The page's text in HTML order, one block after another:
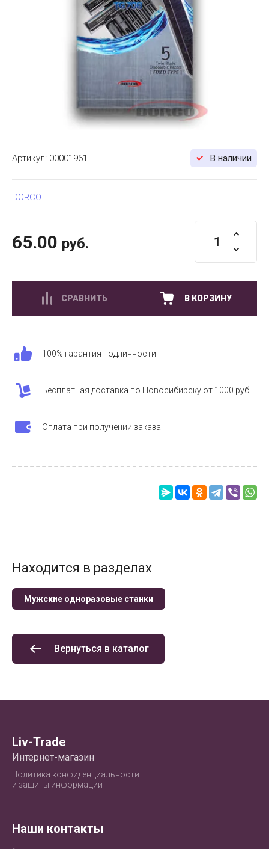
Артикул: 00001961 В наличии
DORCO
65.00 руб.
СРАВНИТЬ В КОРЗИНУ
100% гарантия подлинности
Бесплатная доставка по Новосибирску от 1000 руб
Оплата при получении заказа
Находится в разделах
Мужские одноразовые станки
Вернуться в каталог
Liv-Trade
Интернет-магазин
Политика конфиденциальности
и защиты информации
Наши контакты